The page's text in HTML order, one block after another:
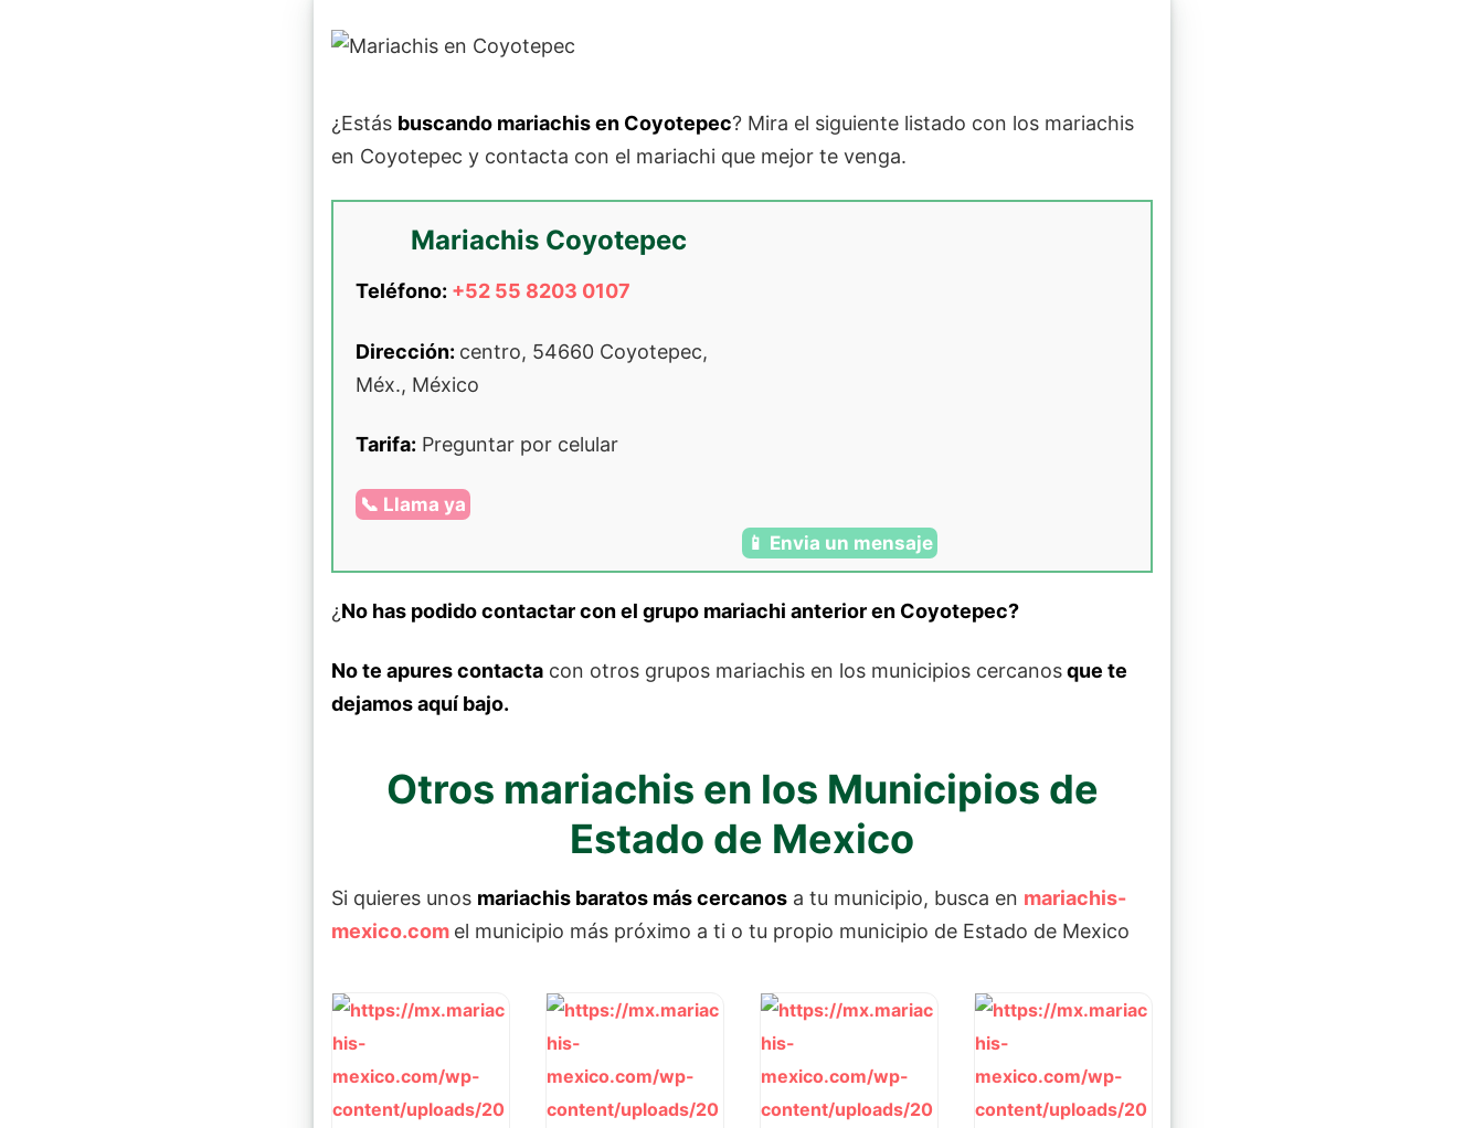
¿Estás buscando mariachis en Coyotepec? Mira el siguiente listado con los mariachis
en Coyotepec y contacta con el mariachi que mejor te venga.
Mariachis Coyotepec
Teléfono: +52 55 8203 0107
Dirección: centro, 54660 Coyotepec,
Méx., México
Tarifa: Preguntar por celular
📞 Llama ya
📱 Envia un mensaje
¿No has podido contactar con el grupo mariachi anterioren Coyotepec?
No te apures contacta con otros grupos mariachis en los municipios cercanosque te
dejamos aquí bajo.
Otros mariachis en los Municipios de
Estado de Mexico
Si quieres unos mariachis baratos más cercanos a tu municipio, busca en mariachis-
mexico.com el municipio más próximo a ti o tu propio municipio de Estado de Mexico